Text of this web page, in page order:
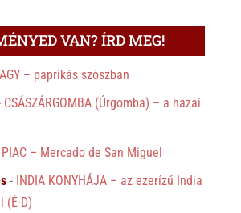
VAN? ÍRD MEG!
– paprikás szószban
CSÁSZÁRGOMBA (Úrgomba) – a hazai
PIAC – Mercado de San Miguel
- INDIA KONYHÁJA – az ezerízű India
(É-D)